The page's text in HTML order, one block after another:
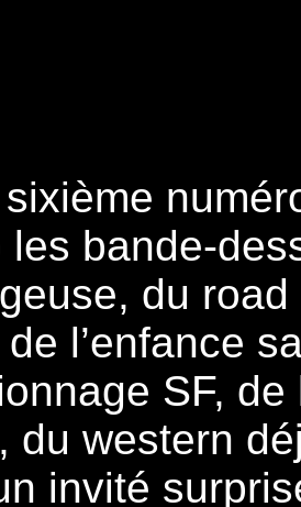
les bande-
du
l’enfance
SF,
du western
invité